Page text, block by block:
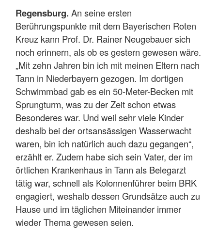
Regensburg. An seine ersten
Berührungspunkte mit dem Bayerischen Roten
Kreuz kann Prof. Dr. Rainer Neugebauer sich
noch erinnern, als ob es gestern gewesen wäre.
„Mit zehn Jahren bin ich mit meinen Eltern nach
Tann in Niederbayern gezogen. Im dortigen
Schwimmbad gab es ein 50-Meter-Becken mit
Sprungturm, was zu der Zeit schon etwas
Besonderes war. Und weil sehr viele Kinder
deshalb bei der ortsansässigen Wasserwacht
waren, bin ich natürlich auch dazu gegangen“,
erzählt er. Zudem habe sich sein Vater, der im
örtlichen Krankenhaus in Tann als Belegarzt
tätig war, schnell als Kolonnenführer beim BRK
engagiert, weshalb dessen Grundsätze auch zu
Hause und im täglichen Miteinander immer
wieder Thema gewesen seien.